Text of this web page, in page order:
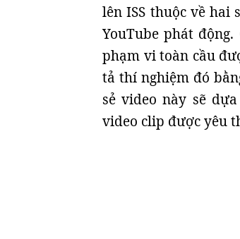
lên ISS thuộc về hai
YouTube phát
phạm vi toàn cầu
tả thí nghiệm đó
sẻ video này sẽ
video clip được yêu